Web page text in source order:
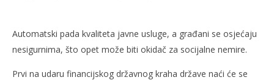
Automatski pada kvaliteta javne usluge, a građani se osjećaju
nesigurnima, što opet može biti okidač za socijalne nemire.
Prvi na udaru financijskog državnog kraha države naći će se